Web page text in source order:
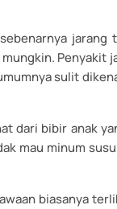
jarang
Penyakit
sulit
dari bibir anak
mau minum
biasanya